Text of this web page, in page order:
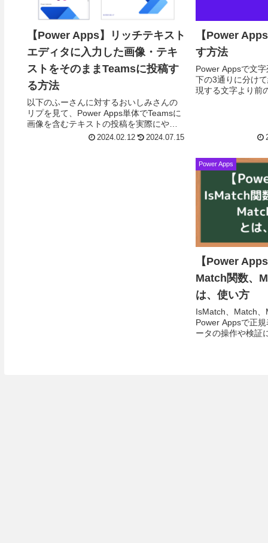
【Power Apps】リッチテキスト
エディタに入力した画像・テキ
ストをそのままTeamsに投稿す
る方法
以下のふーさんに対するおいしみさんの
リプを見て、Power Apps単体でTeamsに
画像を含むテキストの投稿を実際にやっ
てみた記事です。普通にリッチテキスト
2024.02.12 2024.07.15
【Power
す方法
Power Appsで文
下の3通りに分け
現する文字より前
Power Apps
【Power
Match関数、
は、使い方
IsMatch、Match
Power Appsで正
ータの操作や検証